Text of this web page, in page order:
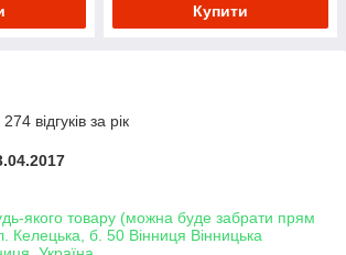
Купити
відгуків за рік
якого товару (можна буде забрати прям
Келецька, б. 50 Вінниця Вінницька